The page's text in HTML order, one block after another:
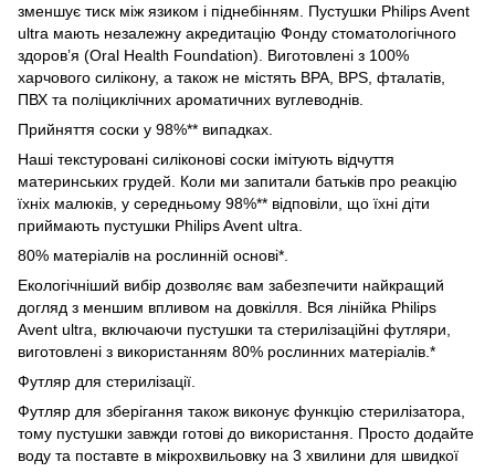
зменшує тиск між язиком і піднебінням. Пустушки Philips Avent
ultra мають незалежну акредитацію Фонду стоматологічного
здоров’я (Oral Health Foundation). Виготовлені з 100%
харчового силікону, а також не містять BPA, BPS, фталатів,
ПВХ та поліциклічних ароматичних вуглеводнів.
Прийняття соски у 98%** випадках.
Наші текстуровані силіконові соски імітують відчуття
материнських грудей. Коли ми запитали батьків про реакцію
їхніх малюків, у середньому 98%** відповіли, що їхні діти
приймають пустушки Philips Avent ultra.
80% матеріалів на рослинній основі*.
Екологічніший вибір дозволяє вам забезпечити найкращий
догляд з меншим впливом на довкілля. Вся лінійка Philips
Avent ultra, включаючи пустушки та стерилізаційні футляри,
виготовлені з використанням 80% рослинних матеріалів.*
Футляр для стерилізації.
Футляр для зберігання також виконує функцію стерилізатора,
тому пустушки завжди готові до використання. Просто додайте
воду та поставте в мікрохвильовку на 3 хвилини для швидкої